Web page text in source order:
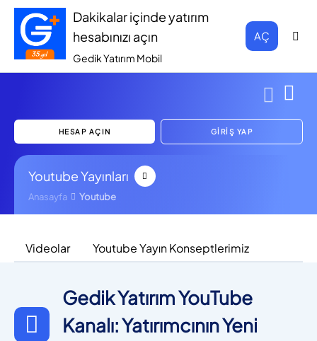
Dakikalar içinde yatırım
hesabınızı açın
Gedik Yatırım Mobil
AÇ
HESAP AÇIN GİRİŞ YAP
Youtube Yayınları
Anasayfa Youtube
Videolar Youtube Yayın Konseptlerimiz
Gedik Yatırım YouTube
Kanalı: Yatırımcının Yeni